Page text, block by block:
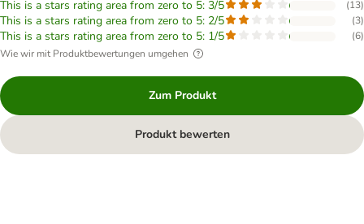
This is a stars rating area from zero to 5: 3/5 (13)
This is a stars rating area from zero to 5: 2/5 (3)
This is a stars rating area from zero to 5: 1/5 (6)
Wie wir mit Produktbewertungen umgehen
Zum Produkt
Produkt bewerten